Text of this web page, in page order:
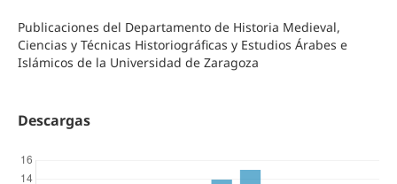
Publicaciones del Departamento de Historia Medieval,
Ciencias y Técnicas Historiográficas y Estudios Árabes e
Islámicos de la Universidad de Zaragoza
Descargas